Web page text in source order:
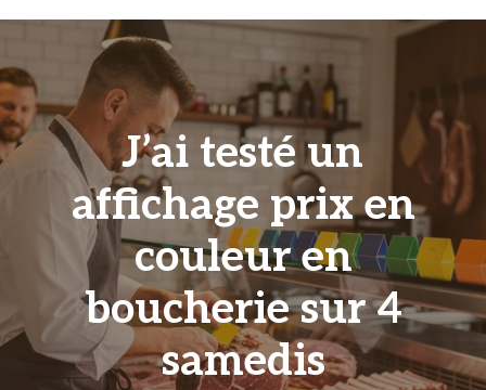
J’ai testé un
affichage prix en
couleur en
boucherie sur 4
samedis